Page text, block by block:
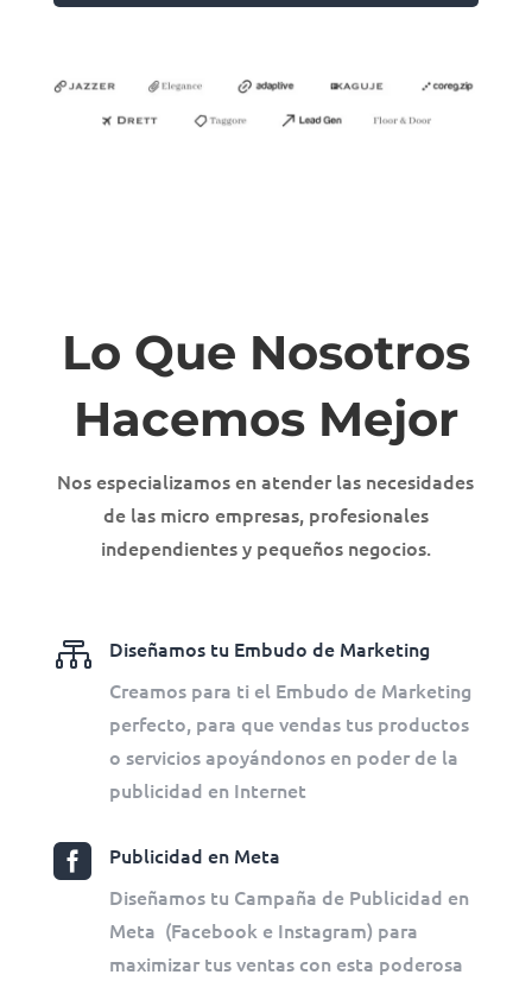
Lo Que Nosotros
Hacemos Mejor
Nos especializamos en atender las necesidades
de las micro empresas, profesionales
independientes y pequeños negocios.

Diseñamos tu Embudo de Marketing
Creamos para ti el Embudo de Marketing
perfecto, para que vendas tus productos
o servicios apoyándonos en poder de la
publicidad en Internet

Publicidad en Meta
Diseñamos tu Campaña de Publicidad en
Meta (Facebook e Instagram) para
maximizar tus ventas con esta poderosa